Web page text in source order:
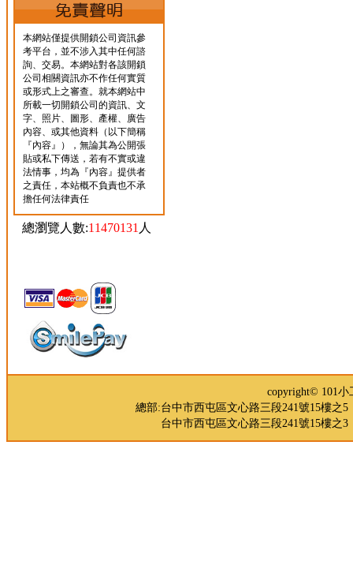
本網站僅提供開鎖公司資訊參
考平台，並不涉入其中任何諮
詢、交易。本網站對各該開鎖
公司相關資訊亦不作任何實質
或形式上之審查。就本網站中
所載一切開鎖公司的資訊、文
字、照片、圖形、產權、廣告
內容、或其他資料（以下簡稱
『內容』），無論其為公開張
貼或私下傳送，若有不實或違
法情事，均為『內容』提供者
之責任，本站概不負責也不承
擔任何法律責任
總瀏覽人數:11470131 人
copyright© 101
總部:台中市西屯區文心路三段241號15樓之
台中市西屯區文心路三段241號15樓